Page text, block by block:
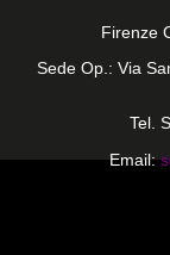
Firenze
Sede Op.: Via
Tel.
Email: